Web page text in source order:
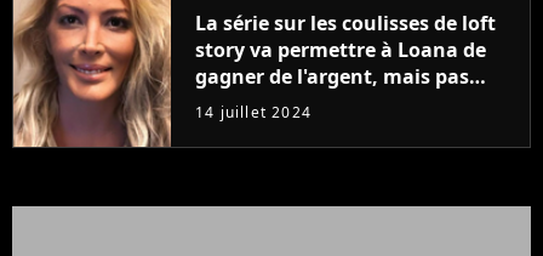
La série sur les coulisses de loft
story va permettre à Loana de
gagner de l'argent, mais pas
beaucoup...
14 juillet 2024